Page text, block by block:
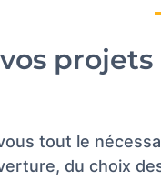
tout le
du choix